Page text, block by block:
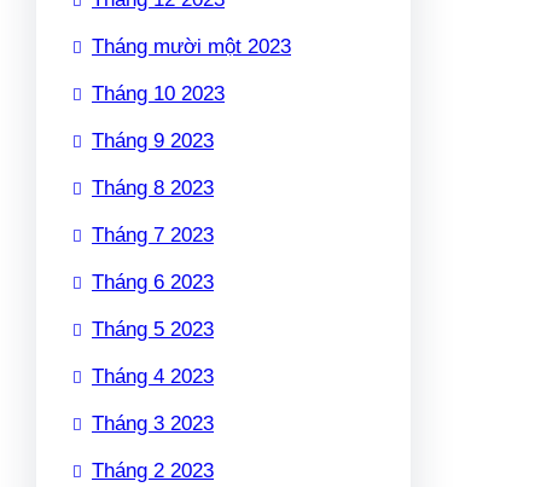
Tháng mười một 2023
Tháng 10 2023
Tháng 9 2023
Tháng 8 2023
Tháng 7 2023
Tháng 6 2023
Tháng 5 2023
Tháng 4 2023
Tháng 3 2023
Tháng 2 2023